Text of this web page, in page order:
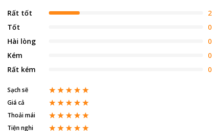
Rất tốt
2
Tốt
0
Hài lòng
0
Kém
0
Rất kém
0
Sạch sẽ
Giá cả
Thoải mái
Tiện nghi